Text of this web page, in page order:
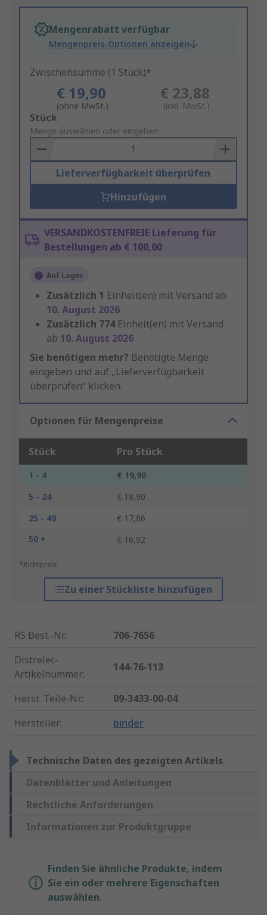
Mengenrabatt verfügbar
Mengenpreis-Optionen anzeigen
Zwischensumme (1 Stück)*
€ 19,90
(ohne MwSt.)
€ 23,88
(inkl. MwSt.)
Add
to
Basket
Stück
Menge auswählen oder eingeben
Lieferverfügbarkeit überprüfen
Hinzufügen
VERSANDKOSTENFREIE Lieferung für
Bestellungen ab € 100,00
Auf Lager
Zusätzlich 1 Einheit(en) mit Versand ab
10. August 2026
Zusätzlich 774 Einheit(en) mit Versand
ab 10. August 2026
Sie benötigen mehr? Benötigte Menge
eingeben und auf „Lieferverfügbarkeit
überprüfen“ klicken.
Optionen für Mengenpreise
Stück Pro Stück
1 - 4
€ 19,90
5 - 24
€ 18,90
25 - 49
€ 17,86
50 +
€ 16,92
*Richtpreis
Zu einer Stückliste hinzufügen
RS Best.-Nr.:
706-7656
Distrelec-
Artikelnummer:
144-76-113
Herst. Teile-Nr.:
09-3433-00-04
Hersteller: binder
Technische Daten des gezeigten Artikels
Datenblätter und Anleitungen
Rechtliche Anforderungen
Informationen zur Produktgruppe
Finden Sie ähnliche Produkte, indem
Sie ein oder mehrere Eigenschaften
auswählen.